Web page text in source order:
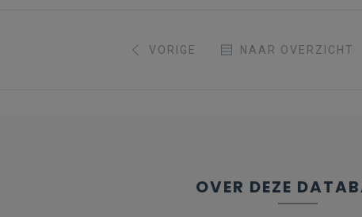
VORIGE NAAR OVERZICHT
OVER DEZE